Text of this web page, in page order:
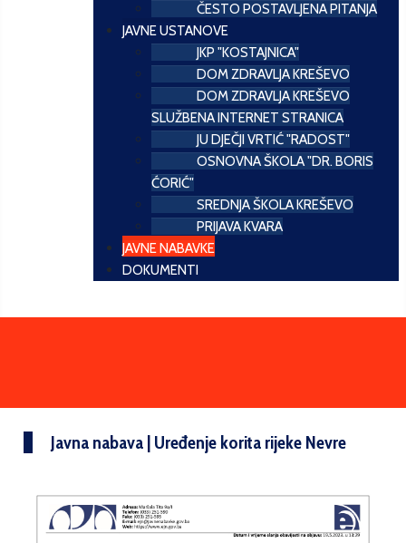
ČESTO POSTAVLJENA PITANJA
JAVNE USTANOVE
JKP "KOSTAJNICA"
DOM ZDRAVLJA KREŠEVO
DOM ZDRAVLJA KREŠEVO
SLUŽBENA INTERNET STRANICA
JU DJEČJI VRTIĆ "RADOST"
OSNOVNA ŠKOLA "DR. BORIS
ĆORIĆ"
SREDNJA ŠKOLA KREŠEVO
PRIJAVA KVARA
JAVNE NABAVKE
DOKUMENTI
Javna nabava | Uređenje korita rijeke Nevre